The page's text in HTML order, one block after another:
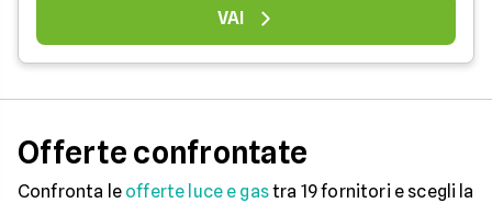
VAI
Offerte confrontate
Confronta le offerte luce e gastra 19 fornitori e scegli la